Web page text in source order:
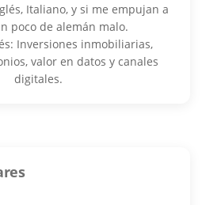
Italiano, y si me empujan a
poco de alemán malo.
Inversiones inmobiliarias,
valor en datos y canales
digitales.